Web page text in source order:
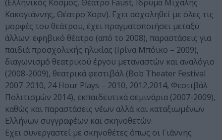
(Ελληνικός Κόσμος, Θέατρο Faust, Ιδρυμα Μιχάλης
Κακογιάννης, Θέατρο Χορν). Εχει ασχοληθεί με όλες τις
μορφές του θεάτρου, έχει πραγματοποιήσει μεταξύ
άλλων: εφηβικό θέατρο (από το 2008), παραστάσεις για
παιδιά προσχολικής ηλικίας (Ιρίνα Μπόικο – 2009),
διαγωνισμό θεατρικού έργου μεταναστών και αναλόγιο
(2008-2009), θεατρικά φεστιβάλ (Bob Theater Festival
2007-2010, 24 Hour Plays – 2010, 2012,2014, Φεστιβάλ
Πολιτισμών 2014), εκπαιδευτικά σεμινάρια (2007-2009),
καθώς και παραστάσεις νέων αλλά και καταξιωμένων
Ελλήνων συγγραφέων και σκηνοθετών.
Εχει συνεργαστεί με σκηνοθέτες όπως οι Γιάννης